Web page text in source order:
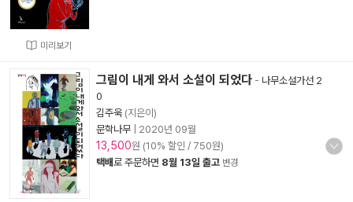
미리보기
그림이 내게 와서 소설이 되었다 - 나무소설가선 2
0
김주욱 (지은이)
문학나무
2020년 09월
13,500원 (10% 할인 / 750원)
택배로 주문하면 8월 13일 출고 변경